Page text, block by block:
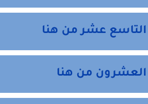
عشر من هنا
من هنا